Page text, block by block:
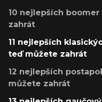
10 nejlepších
zahrát
11 nejlepších
teď můžete zahrát
12 nejlepších
můžete zahrát